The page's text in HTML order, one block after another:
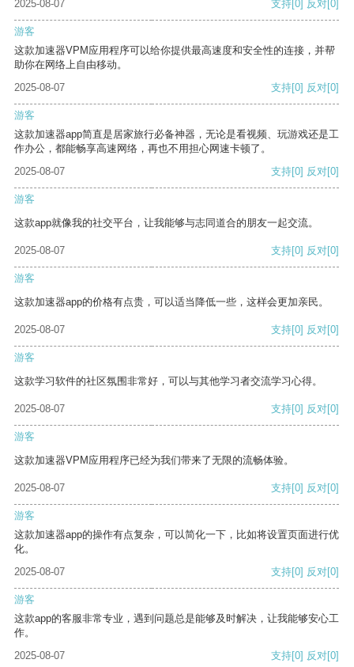
2025-08-07
支持[0] 反对[0]
游客
这款加速器VPM应用程序可以给你提供最高速度和安全性的连接，并帮
助你在网络上自由移动。
2025-08-07
支持[0] 反对[0]
游客
这款加速器app简直是居家旅行必备神器，无论是看视频、玩游戏还是工
作办公，都能畅享高速网络，再也不用担心网速卡顿了。
2025-08-07
支持[0] 反对[0]
游客
这款app就像我的社交平台，让我能够与志同道合的朋友一起交流。
2025-08-07 支持[0] 反对[0]
游客
这款加速器app的价格有点贵，可以适当降低一些，这样会更加亲民。
2025-08-07 支持[0] 反对[0]
游客
这款学习软件的社区氛围非常好，可以与其他学习者交流学习心得。
2025-08-07 支持[0] 反对[0]
游客
这款加速器VPM应用程序已经为我们带来了无限的流畅体验。
2025-08-07 支持[0] 反对[0]
游客
这款加速器app的操作有点复杂，可以简化一下，比如将设置页面进行优
化。
2025-08-07
支持[0] 反对[0]
游客
这款app的客服非常专业，遇到问题总是能够及时解决，让我能够安心工
作。
2025-08-07
支持[0] 反对[0]